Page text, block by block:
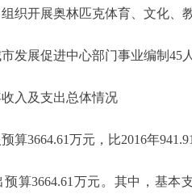
服务
织开展奥林匹克体育、文化、
展促进中心部门事业编制45人
入及支出总体情况
3664.61万元，比2016年
3664.61万元。其中，基本支